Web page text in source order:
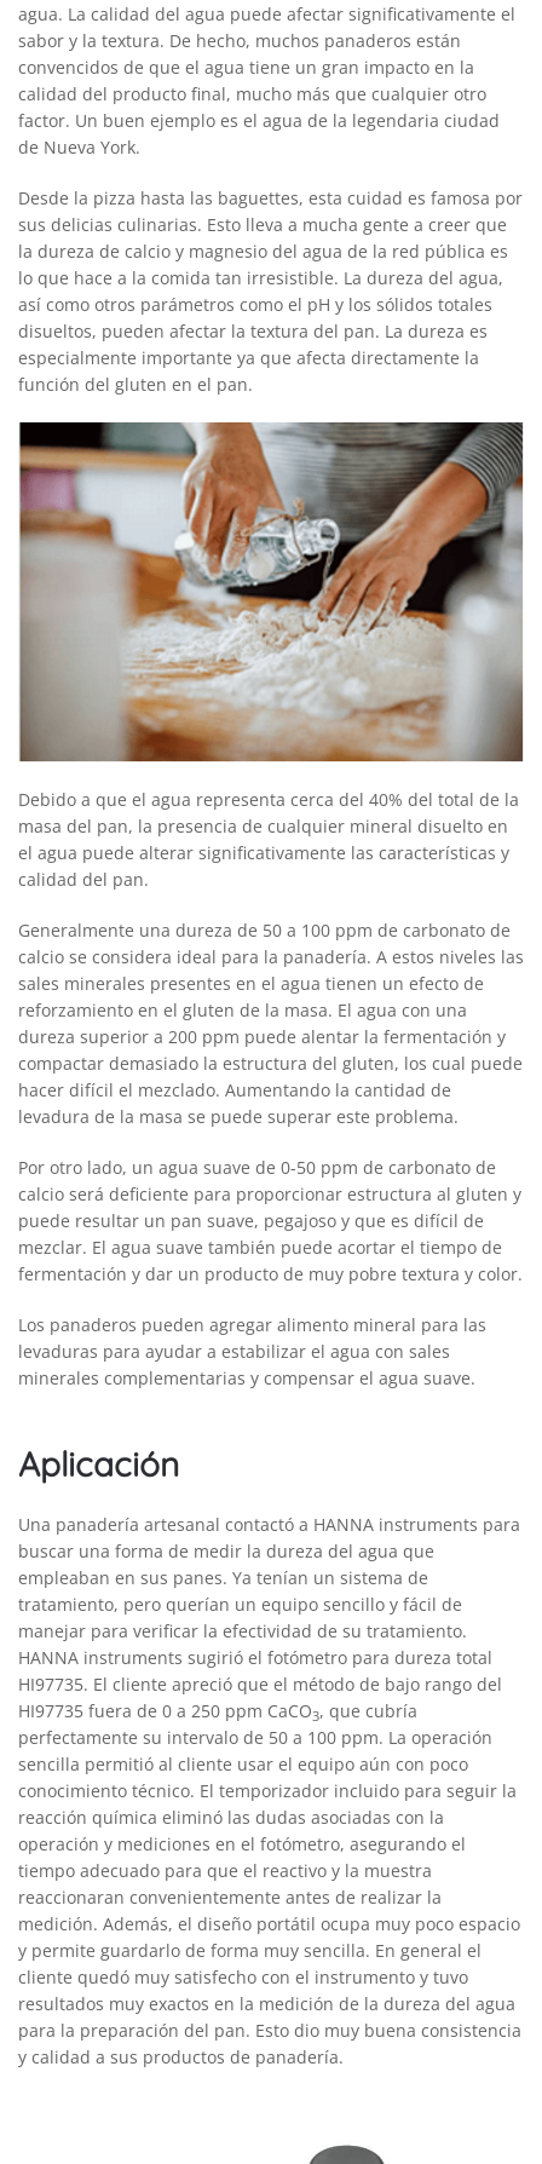
agua. La calidad del agua puede afectar signifi­cativamente el
sabor y la textura. De hecho, muchos panaderos están
convencidos de que el agua tiene un gran impacto en la
calidad del producto ­final, mucho más que cualquier otro
factor. Un buen ejemplo es el agua de la legendaria ciudad
de Nueva York.
Desde la pizza hasta las baguettes, esta cuidad es famosa por
sus delicias culinarias. Esto lleva a mucha gente a creer que
la dureza de calcio y magnesio del agua de la red pública es
lo que hace a la comida tan irresistible. La dureza del agua,
así como otros parámetros como el pH y los sólidos totales
disueltos, pueden afectar la textura del pan. La dureza es
especialmente importante ya que afecta directamente la
función del gluten en el pan.
Debido a que el agua representa cerca del 40% del total de la
masa del pan, la presencia de cualquier mineral disuelto en
el agua puede alterar signifi­cativamente las características y
calidad del pan.
Generalmente una dureza de 50 a 100 ppm de carbonato de
calcio se considera ideal para la panadería. A estos niveles las
sales minerales presentes en el agua tienen un efecto de
reforzamiento en el gluten de la masa. El agua con una
dureza superior a 200 ppm puede alentar la fermentación y
compactar demasiado la estructura del gluten, los cual puede
hacer difícil el mezclado. Aumentando la cantidad de
levadura de la masa se puede superar este problema.
Por otro lado, un agua suave de 0-50 ppm de carbonato de
calcio será de­ficiente para proporcionar estructura al gluten y
puede resultar un pan suave, pegajoso y que es difícil de
mezclar. El agua suave también puede acortar el tiempo de
fermentación y dar un producto de muy pobre textura y color.
Los panaderos pueden agregar alimento mineral para las
levaduras para ayudar a estabilizar el agua con sales
minerales complementarias y compensar el agua suave.
Aplicación
Una panadería artesanal contactó a HANNA instruments para
buscar una forma de medir la dureza del agua que
empleaban en sus panes. Ya tenían un sistema de
tratamiento, pero querían un equipo sencillo y fácil de
manejar para verifi­car la efectividad de su tratamiento.
HANNA instruments sugirió el fotómetro para dureza total
HI97735. El cliente apreció que el método de bajo rango del
HI97735 fuera de 0 a 250 ppm CaCO3, que cubría
perfectamente su intervalo de 50 a 100 ppm. La operación
sencilla permitió al cliente usar el equipo aún con poco
conocimiento técnico. El temporizador incluido para seguir la
reacción química eliminó las dudas asociadas con la
operación y mediciones en el fotómetro, asegurando el
tiempo adecuado para que el reactivo y la muestra
reaccionaran convenientemente antes de realizar la
medición. Además, el diseño portátil ocupa muy poco espacio
y permite guardarlo de forma muy sencilla. En general el
cliente quedó muy satisfecho con el instrumento y tuvo
resultados muy exactos en la medición de la dureza del agua
para la preparación del pan. Esto dio muy buena consistencia
y calidad a sus productos de panadería.